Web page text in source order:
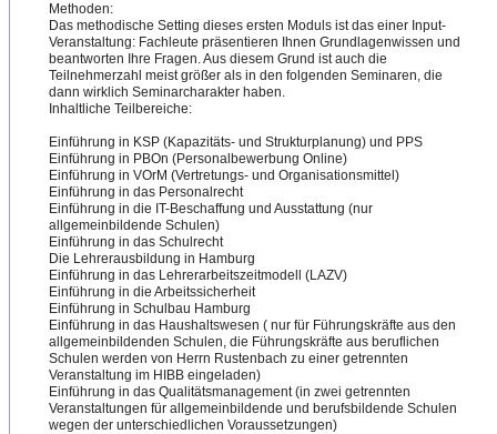
Methoden:
Da​s methodische Setting dieses ersten Moduls ist das einer Input-
Veranstaltung: Fachleute präsentieren Ihnen Grundlagenwissen und
beantworten Ihre Fragen. Aus diesem Grund ist auch die
Teilnehmerzahl meist größer als in den folgenden Seminaren, die
dann wirklich Seminarcharakter haben.
Inhaltliche Teilbereiche:
Einführung in KSP (Kapazitäts- und Strukturplanung) und PPS
Einführung in PBOn (Personalbewerbung Online)
Einführung in VOrM (Vertretungs- und Organisationsmittel)
Einfü ​hrung in das Personalrecht
Einführung in die IT-Beschaffung und Ausstattung (nur
allgemeinbildende Schulen)
Einführung in das Schulrecht
Die Lehrerausbildung in Hamburg
Einführung in das Lehrerarbeitszeitmodell (LAZV)
Einführung in die Arbeitssicherheit
Einführu​ng in Schulbau Hamburg
Einführung in das Haushaltswesen ( nur für Führungskräfte aus den
allgemeinbildenden Schulen, die Führungskräfte aus beruflichen
Schulen werden von Herrn Rustenbach zu einer getrennten
Veranstaltung im HIBB eingeladen)
Einführung in das Qualitätsmanagement (in zwei getrennten
Veranstaltungen für allgemeinbildende und berufsbildende Schulen
wegen der unterschiedlichen Voraussetzungen)